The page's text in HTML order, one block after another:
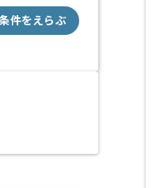
件をえらぶ